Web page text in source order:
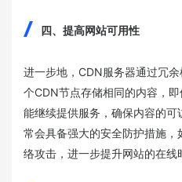
四、提高网站可用性
进一步地，CDN服务器通过冗
个CDN节点存储相同的内容，
能继续提供服务，确保内容的
常会具备强大的安全防护措施
络攻击，进一步提升网站的在线